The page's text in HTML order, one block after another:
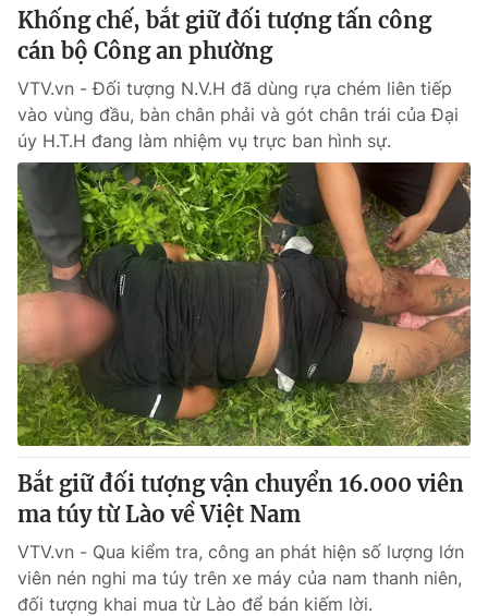
Khống chế, bắt giữ đối tượng tấn công
cán bộ Công an phường
VTV.vn - Đối tượng N.V.H đã dùng rựa chém liên tiếp
vào vùng đầu, bàn chân phải và gót chân trái của Đại
úy H.T.H đang làm nhiệm vụ trực ban hình sự.
Bắt giữ đối tượng vận chuyển 16.000 viên
ma túy từ Lào về Việt Nam
VTV.vn - Qua kiểm tra, công an phát hiện số lượng lớn
viên nén nghi ma túy trên xe máy của nam thanh niên,
đối tượng khai mua từ Lào để bán kiếm lời.